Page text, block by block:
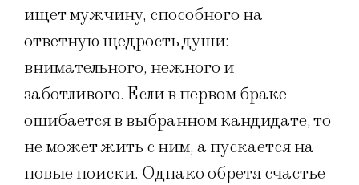
ищет мужчину, способного на
ответную щедрость души:
внимательного, нежного и
заботливого. Если в первом браке
ошибается в выбранном кандидате, то
не может жить с ним, а пускается на
новые поиски. Однако обретя счастье